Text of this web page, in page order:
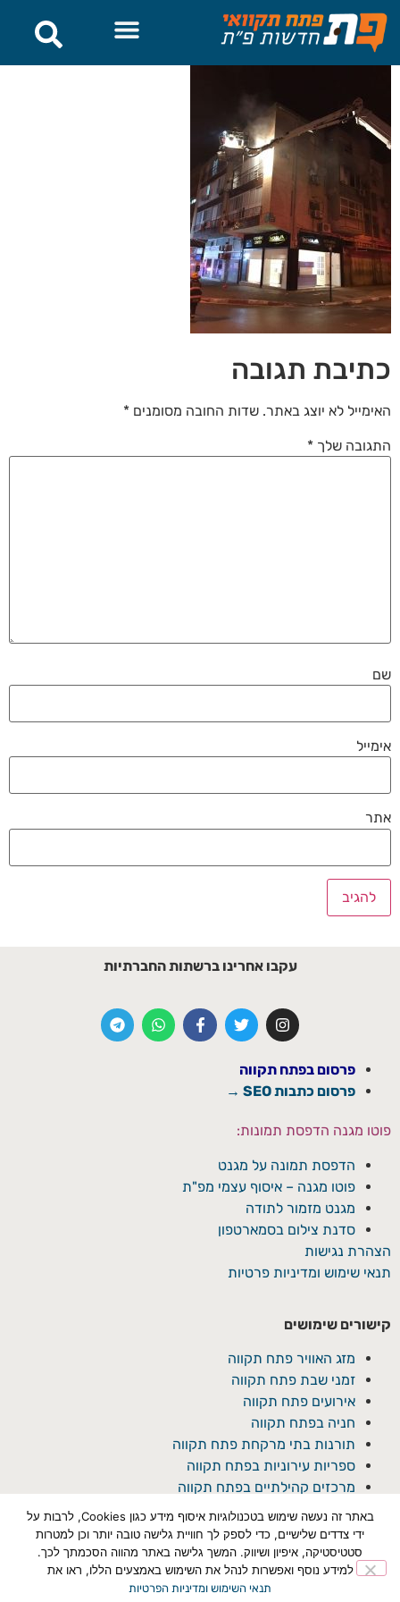
לתוכן
כתיבת תגובה
האימייל לא יוצג באתר. שדות החובה מסומנים *
התגובה שלך *
שם
אימייל
אתר
עקבו אחרינו ברשתות החברתיות
פרסום בפתח תקווה
פרסום כתבות SEO →
פוטו מגנה הדפסת תמונות:
הדפסת תמונה על מגנט
פוטו מגנה – איסוף עצמי מפ"ת
מגנט מזמור לתודה
סדנת צילום בסמארטפון
הצהרת נגישות
תנאי שימוש ומדיניות פרטיות
קישורים שימושים
מזג האוויר פתח תקווה
זמני שבת פתח תקווה
אירועים פתח תקווה
חניה בפתח תקווה
תורנות בתי מרקחת פתח תקווה
ספריות עירוניות בפתח תקווה
מרכזים קהילתיים בפתח תקווה
באתר זה נעשה שימוש בטכנולוגיות איסוף מידע כגון Cookies, לרבות על
ידי צדדים שלישיים, כדי לספק לך חוויית גלישה טובה יותר וכן למטרות
סטטיסטיקה, איפיון ושיווק. המשך גלישה באתר מהווה הסכמתך לכך.
למידע נוסף ואפשרות לנהל את השימוש באמצעים הללו, ראו את
תנאי השימוש ומדיניות הפרטיות